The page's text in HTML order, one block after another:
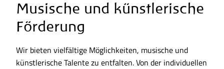
Musische und künstlerische
Förderung
Wir bieten vielfältige Möglichkeiten, musische und
künstlerische Talente zu entfalten. Von der individuellen